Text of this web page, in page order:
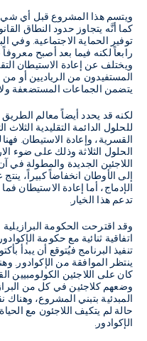
ويتسم هذا المشروع قبل أي شيء
كما أنَّه يتجاوز حدود النطاق
توفير الحماية الاجتماعية. وفي
رابعاً لكنه فيما بعد أصبح
ويختلف عن إعادة الاستيطان
المستفيدون من الرياديين أو
يتضمن الجماعات المستضعفة
لكنه قد يحدد أيضاً معالم
للحلول الدائمة التقليدية
القسرية، وإعادة الاستيطان.
الحلول الثلاثة وذلك على ضوء
اللاجئين الجديدة والمطولة في
إلى الأوطان انخفاضاً كبيراً،
الإدماج، أما إعادة الاستيطان
تدعم هذا الخيار.
وقد اقترحت الحكومة
ينتظر الموافقة من الإكوادور.
كان على اللاجئين الكولومبيين
وضعهم كلاجئين في كل من
المبدئية بتبني المشروع،
حالة لم يتكيف اللاجئون مع
الإكوادور.